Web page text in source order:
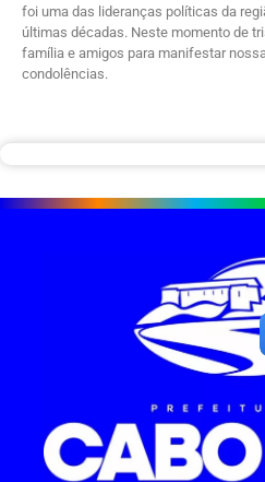
foi uma das lideranças políticas da
últimas décadas. Neste momento de
família e amigos para manifestar
condolências.